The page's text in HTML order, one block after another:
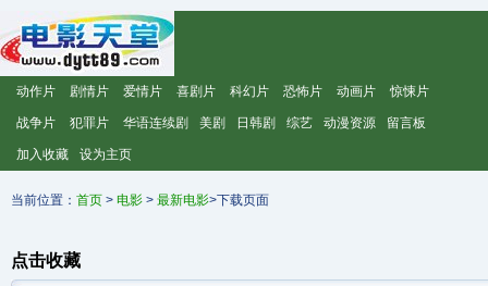
动作片 剧情片 爱情片 喜剧片 科幻片 恐怖片 动画片 惊悚片
战争片 犯罪片 华语连续剧 美剧 日韩剧 综艺 动漫资源 留言板
加入收藏 设为主页
当前位置： 首页 > 电影 > 最新电影>下载页面
点击收藏